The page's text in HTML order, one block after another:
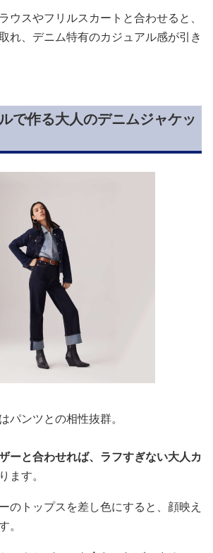
ウスやフリルスカートと合わせると、
れ、デニム特有のカジュアル感が引き
で作る大人のデニムジャケッ
パンツとの相性抜群。
ーと合わせれば、ラフすぎない大人カ
ます。
のトップスを差し色にすると、顔映え
。